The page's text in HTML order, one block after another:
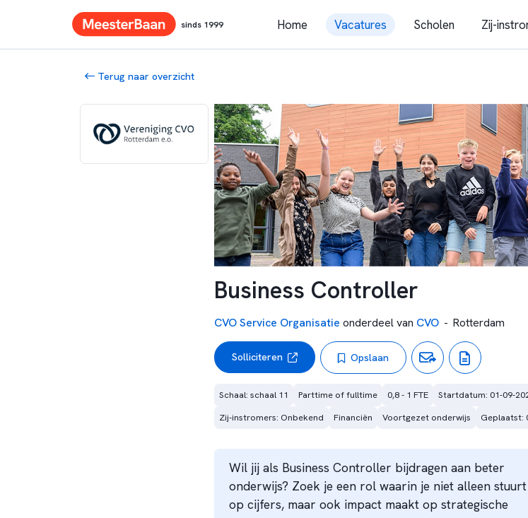
sinds 1999 Home Vacatures Scholen Zij-
Terug naar overzicht
Business Controller
CVO Service Organisatie onderdeel van CVO - Rotterdam
Solliciteren Opslaan
Schaal: schaal 11 Parttime of fulltime 0,8 - 1 FTE Startdatum: 01-09-
Zij-instromers: Onbekend
Financiën Voortgezet onderwijs Geplaatst:
Wil jij als Business Controller bijdragen aan beter
onderwijs? Zoek je een rol waarin je niet alleen stuurt
op cijfers, maar ook impact maakt op strategische